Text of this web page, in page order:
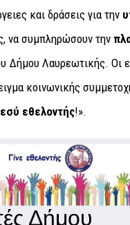
και δράσεις για την
να συμπληρώσουν την
Δήμου Λαυρεωτικής. Οι
κοινωνικής
εσύ εθελοντής!».